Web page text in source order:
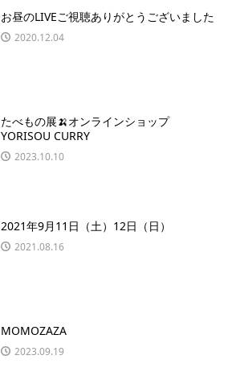
お昼のLIVEご視聴ありがとうございました
2020.12.04
たべもの展🍌オンラインショップ
YORISOU CURRY
2023.10.10
2021年9月11日（土）12日（日）
2021.08.16
MOMOZAZA
2023.09.19